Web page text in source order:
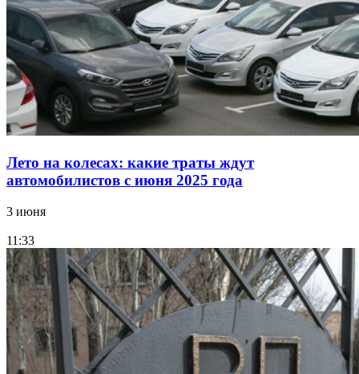
Лето на колесах: какие траты ждут
автомобилистов с июня 2025 года
3 июня
11:33